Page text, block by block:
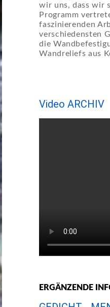
wir uns, dass wir
Programm
faszinierenden
verschiedensten
die
Wandreliefs aus
Video ARCHIV
ERGÄNZENDE